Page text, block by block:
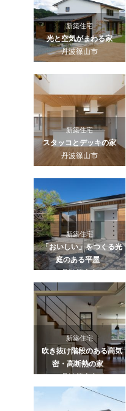
新築住宅
光と空気がまわる家
丹波篠山市
新築住宅
スタッコとデッキの家
丹波篠山市
新築住宅
「おいしい」をつくる光
庭のある平屋
丹波篠山市
新築住宅
吹き抜け階段のある高気
密・高断熱の家
丹波篠山市